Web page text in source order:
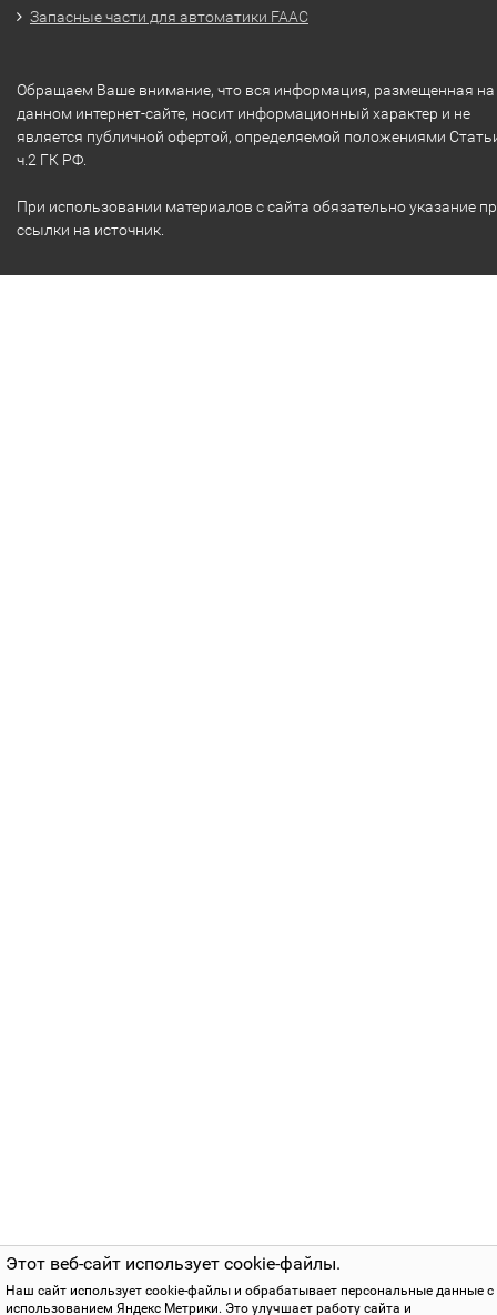
Этот веб-сайт использует cookie-файлы.
Наш сайт использует cookie-файлы и обрабатывает персональные данные с
использованием Яндекс Метрики. Это улучшает работу сайта и
Запасные части для автоматики FAAC
Обращаем Ваше внимание, что вся информация, размещенная на
данном интернет-сайте, носит информационный характер и не
является публичной офертой, определяемой положениями
ч.2 ГК РФ.
При использовании материалов с сайта обязательно указание
ссылки на источник.